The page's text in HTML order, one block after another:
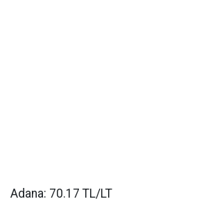
Adana: 70.17 TL/LT